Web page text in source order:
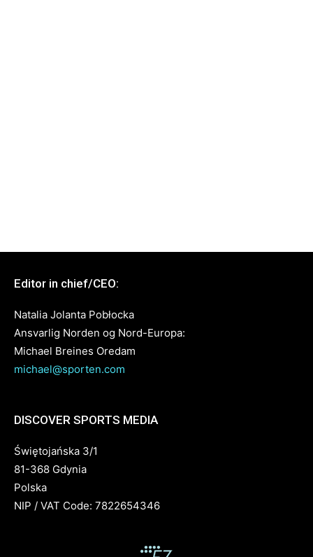
Editor in chief/CEO:
Natalia Jolanta Pobłocka
Ansvarlig Norden og Nord-Europa:
Michael Breines Oredam
michael@sporten.com
DISCOVER SPORTS MEDIA
Świętojańska 3/1
81-368 Gdynia
Polska
NIP / VAT Code: 7822654346